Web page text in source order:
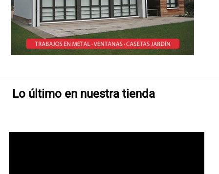
Lo último en nuestra tienda